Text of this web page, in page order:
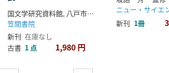
国文学研究資料館, 八戸市立図書館編
笠間書院
新刊 在庫なし
古書 1 点 1,980 円
ニュー・サイエ
新刊 1冊